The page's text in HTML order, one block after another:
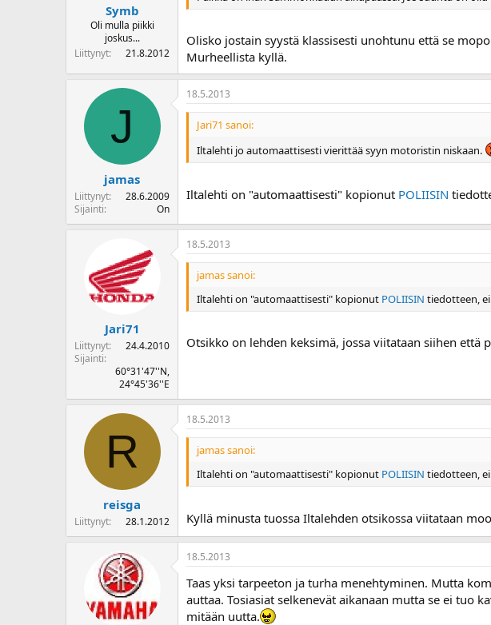
Symb
Oli mulla piikki
joskus...
Liittynyt
21.8.2012
Olisko jostain syystä klassisesti unohtunu että se
Murheellista kyllä.
J
jamas
Liittynyt
28.6.2009
Sijainti
On
18.5.2013
Jari71 sanoi:
Iltalehti jo automaattisesti vierittää syyn motoristin niskaan.
Iltalehti on "automaattisesti" kopionut POLIISIN
Jari71
Liittynyt
24.4.2010
Sijainti
60°31'47''N,
24°45'36''E
18.5.2013
jamas sanoi:
Iltalehti on "automaattisesti" kopionut POLIISIN tiedotteen,
Otsikko on lehden keksimä, jossa viitataan siihen
R
reisga
Liittynyt 28.1.2012
18.5.2013
jamas sanoi:
Iltalehti on "automaattisesti" kopionut POLIISIN tiedotteen,
Kyllä minusta tuossa Iltalehden otsikossa viitataan
18.5.2013
Taas yksi tarpeeton ja turha menehtyminen. Mutta
auttaa. Tosiasiat selkenevät aikanaan mutta se ei tuo
mitään uutta.